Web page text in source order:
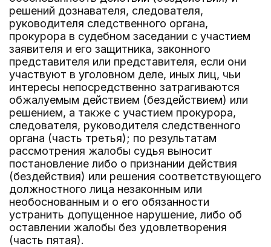
решений дознавателя, следователя,
руководителя следственного органа,
прокурора в судебном заседании с участием
заявителя и его защитника, законного
представителя или представителя, если они
участвуют в уголовном деле, иных лиц, чьи
интересы непосредственно затрагиваются
обжалуемым действием (бездействием) или
решением, а также с участием прокурора,
следователя, руководителя следственного
органа (часть третья); по результатам
рассмотрения жалобы судья выносит
постановление либо о признании действия
(бездействия) или решения соответствующего
должностного лица незаконным или
необоснованным и о его обязанности
устранить допущенное нарушение, либо об
оставлении жалобы без удовлетворения
(часть пятая).